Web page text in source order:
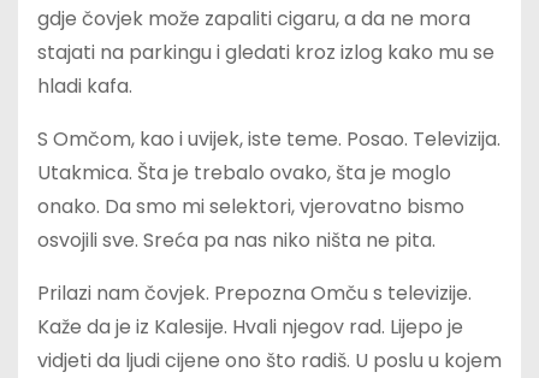
gdje čovjek može zapaliti cigaru, a da ne mora
stajati na parkingu i gledati kroz izlog kako mu se
hladi kafa.
S Omčom, kao i uvijek, iste teme. Posao. Televizija.
Utakmica. Šta je trebalo ovako, šta je moglo
onako. Da smo mi selektori, vjerovatno bismo
osvojili sve. Sreća pa nas niko ništa ne pita.
Prilazi nam čovjek. Prepozna Omču s televizije.
Kaže da je iz Kalesije. Hvali njegov rad. Lijepo je
vidjeti da ljudi cijene ono što radiš. U poslu u kojem